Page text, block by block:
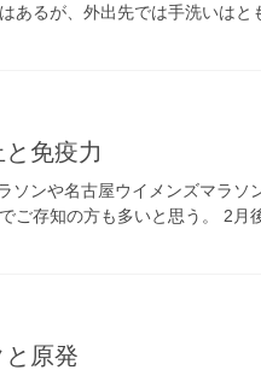
あるが、外出先では手洗いは
免疫力
ソンや名古屋ウイメンズマラ
ご存知の方も多いと思う。 2
原発